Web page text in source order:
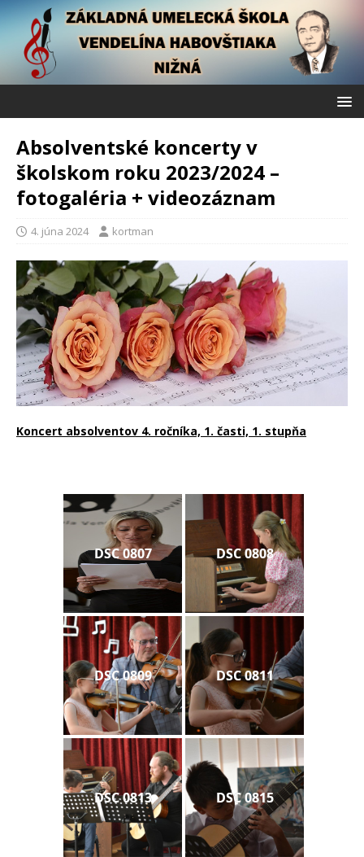
Absolventské koncerty v
školskom roku 2023/2024 –
fotogaléria + videozáznam
4. júna 2024 kortman
Koncert absolventov 4. ročníka, 1. časti, 1. stupňa
DSC 0807 DSC 0808
DSC 0809 DSC 0811
DSC 0813 DSC 0815